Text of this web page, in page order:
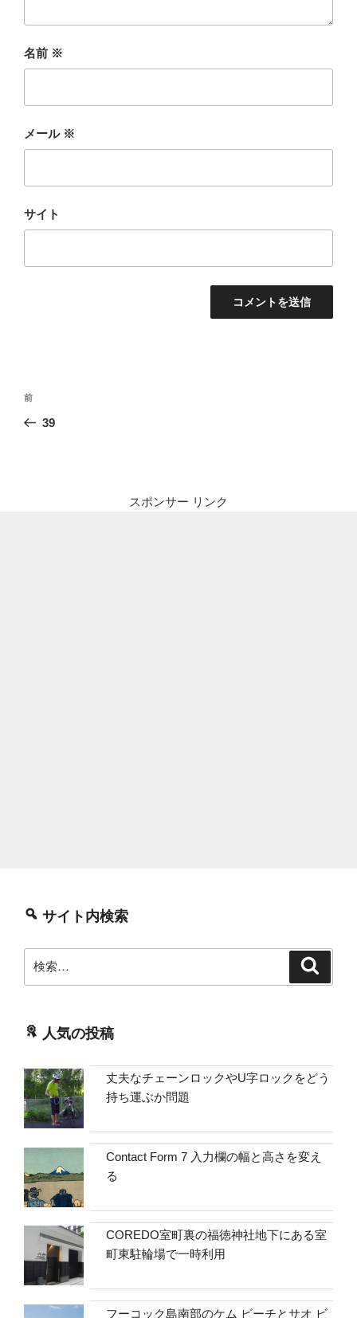
名前 ※
メール ※
サイト
投
ナ
前
の
前
39
スポンサー リンク
サイト内検索
索:
人気の投稿
丈夫なチェーンロックやU字ロックをどう
持ち運ぶか問題
Contact Form 7 入力欄の幅と高さを変え
る
COREDO室町裏の福徳神社地下にある室
町東駐輪場で一時利用
フーコック島南部のケム ビーチとサオ ビ